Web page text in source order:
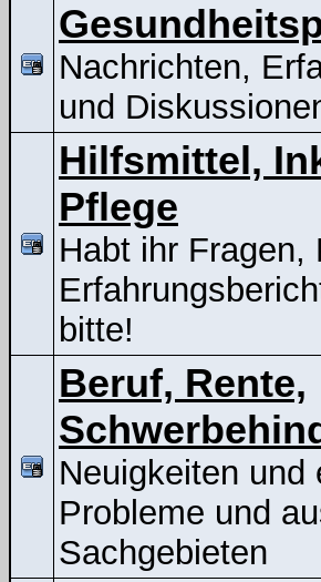
Nachrichten,
und
Hilfsmittel,
Pflege
Habt ihr Fragen,
bitte!
Beruf, Rente,
Neuigkeiten und
Probleme und
Sachgebieten